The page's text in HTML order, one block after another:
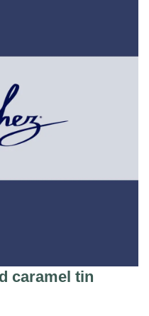
caramel tin